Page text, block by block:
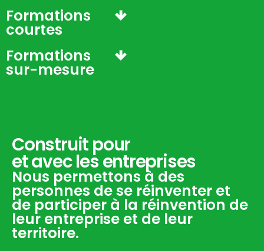
Candidater
Demande d’informations
Formations
courtes
Formations
sur-mesure
Construit pour
et avec les entreprises
Nous permettons à des
personnes de se réinventer et
de participer à la réinvention de
leur entreprise et de leur
territoire.